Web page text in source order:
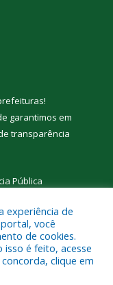
!
garantimos em
transparência
Pública
Municipal de
experiência de
você
de cookies.
é feito, acesse
concorda, clique em